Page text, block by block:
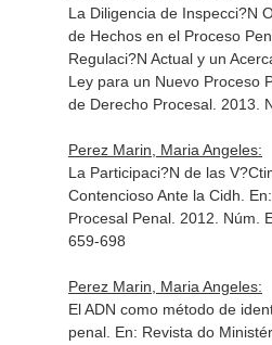
La Diligencia de Inspecci?N
de Hechos en el Proceso
Regulaci?N Actual y un
Ley para un Nuevo Proceso
de Derecho Procesal. 2013.
Perez Marin, Maria Angeles:
La Participaci?N de las
Contencioso Ante la Cidh.
Procesal Penal. 2012. Núm.
659-698
Perez Marin, Maria Angeles:
El ADN como método de
penal. En: Revista do